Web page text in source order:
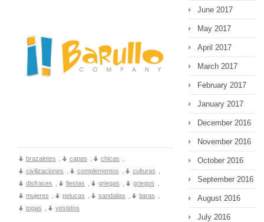
brazaletes , capas , chicas ,
civilizaciones , complementos , culturas ,
disfraces , fiestas , griegas , griegos ,
mujeres , pelucas , sandalias , tiaras ,
togas , vestidos
June 2017
May 2017
April 2017
March 2017
February 2017
January 2017
December 2016
November 2016
October 2016
September 2016
August 2016
July 2016